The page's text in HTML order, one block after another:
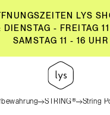
LYS
DIENSTAG - FREITAG
SAMSTAG 11 - 16 UHR
DIENSTAG - FREITAG
SAMSTAG 11 - 16 UHR
STRING® String